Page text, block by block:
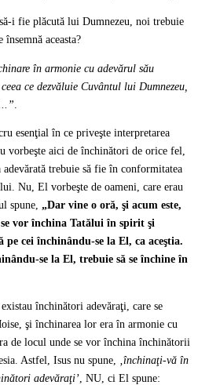
i fie plăcută lui Dumnezeu, noi trebuie
însemnă aceasta?
în armonie cu adevărul său
ce dezvăluie Cuvântul lui Dumnezeu,
esenţial în ce priveşte interpretarea
vorbeşte aici de închinători de orice fel,
adevărată trebuie să fie în conformitatea
Nu, El vorbeşte de oameni, care erau
spune, „Dar vine o oră, şi acum este,
vor închina Tatălui în spirit şi
cei închinându-se la El, ca aceştia.
se la El, trebuie să se închine în
închinători adevăraţi, care se
şi închinarea lor era în armonie cu
de locul unde se vor închina închinătorii
Astfel, Isus nu spune,
‚închinaţi-vă în
adevăraţi’ , NU, ci El spune: